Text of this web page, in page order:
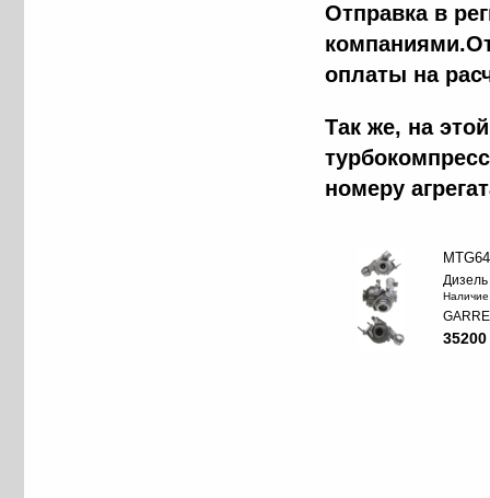
Отправка в
оплаты на
Tак же, на
номеру
Дизель